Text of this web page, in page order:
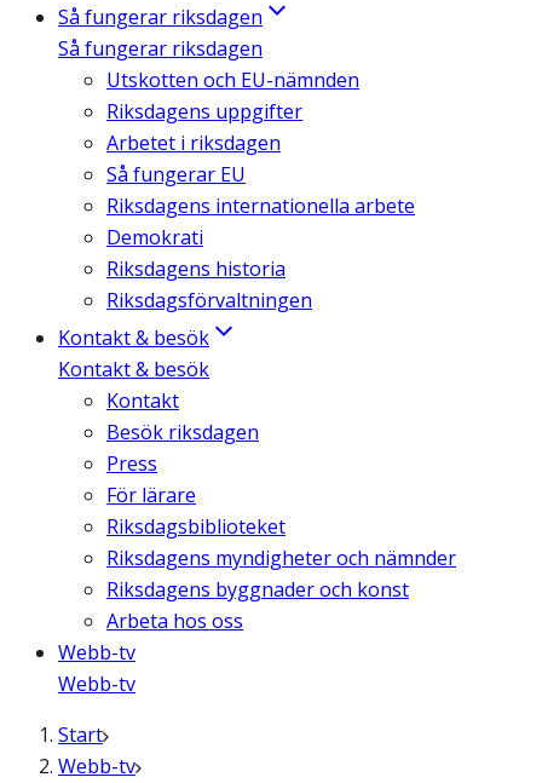
Så fungerar riksdagen
Så fungerar riksdagen
Utskotten och EU-nämnden
Riksdagens uppgifter
Arbetet i riksdagen
Så fungerar EU
Riksdagens internationella arbete
Demokrati
Riksdagens historia
Riksdagsförvaltningen
Kontakt & besök
Kontakt & besök
Kontakt
Besök riksdagen
Press
För lärare
Riksdagsbiblioteket
Riksdagens myndigheter och nämnder
Riksdagens byggnader och konst
Arbeta hos oss
Webb-tv
Webb-tv
Start
Webb-tv